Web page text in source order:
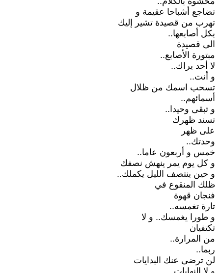
تضاجع أشباحا عقيمة و
تهرب من قصيدة تشير إليك
بكل أصابعها..
الى قصيدة
مبتورة الأصابع..
لا أحد يراك..
و أنت..
تسحب اسمك من ظلال
أسمائهم..
و تبقى وحيدا..
تسند ظهرك
على ظهر
وحدتك..
خمس و أربعون عاما..
و كل يوم يمر ينهش نصفك
و حين ينتصف الليل يكملك..
ظلك المنقوع في
فنجان قهوة
تارة تغمسه..
و طورا يغمسك.. و لا
تكتفيان
من المرارة..
ربما..
لن ترضى عنك البدايات